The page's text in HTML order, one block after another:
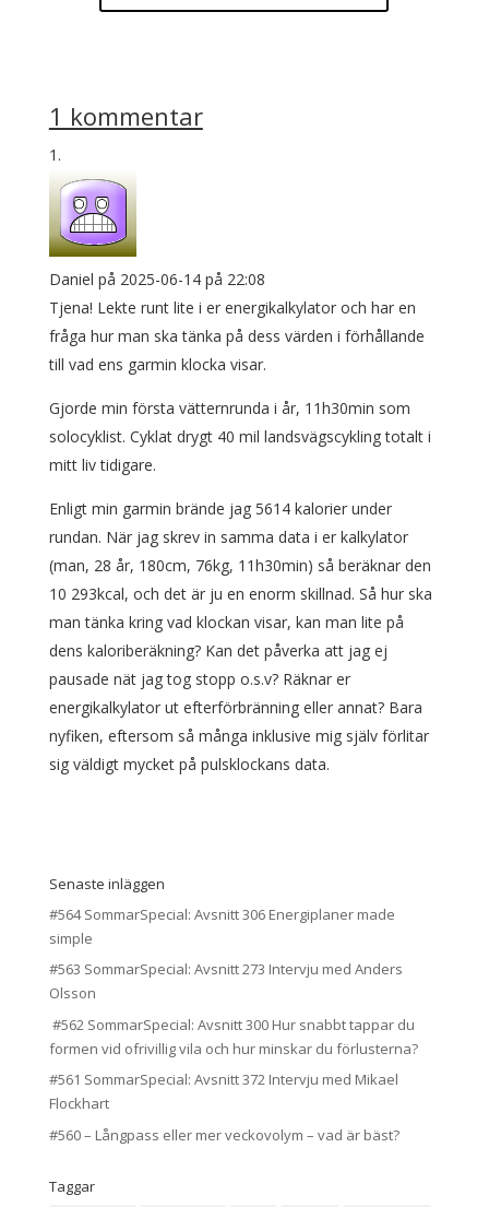
1 kommentar
Daniel på 2025-06-14 på 22:08
Tjena! Lekte runt lite i er energikalkylator och har en
fråga hur man ska tänka på dess värden i förhållande
till vad ens garmin klocka visar.
Gjorde min första vätternrunda i år, 11h30min som
solocyklist. Cyklat drygt 40 mil landsvägscykling totalt i
mitt liv tidigare.
Enligt min garmin brände jag 5614 kalorier under
rundan. När jag skrev in samma data i er kalkylator
(man, 28 år, 180cm, 76kg, 11h30min) så beräknar den
10 293kcal, och det är ju en enorm skillnad. Så hur ska
man tänka kring vad klockan visar, kan man lite på
dens kaloriberäkning? Kan det påverka att jag ej
pausade nät jag tog stopp o.s.v? Räknar er
energikalkylator ut efterförbränning eller annat? Bara
nyfiken, eftersom så många inklusive mig själv förlitar
sig väldigt mycket på pulsklockans data.
Senaste inläggen
#564 SommarSpecial: Avsnitt 306 Energiplaner made
simple
#563 SommarSpecial: Avsnitt 273 Intervju med Anders
Olsson
#562 SommarSpecial: Avsnitt 300 Hur snabbt tappar du
formen vid ofrivillig vila och hur minskar du förlusterna?
#561 SommarSpecial: Avsnitt 372 Intervju med Mikael
Flockhart
#560 – Långpass eller mer veckovolym – vad är bäst?
Taggar